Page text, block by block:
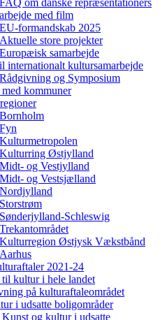
FAQ om danske repræsentationers
arbejde med film
EU-formandskab 2025
Aktuelle store projekter
Europæisk samarbejde
internationalt kultursamarbejde
Rådgivning og Symposium
kommuner
Bornholm
Fyn
Kulturmetropolen
Kulturring Østjylland
Midt- og Vestjylland
Midt- og Vestsjælland
Nordjylland
Storstrøm
Sønderjylland-Schleswig
Trekantområdet
Kulturregion Østjysk Vækstbånd
Aarhus
2021-24
kultur i hele landet
på kulturaftaleområdet
i udsatte boligområder
og kultur i udsatte